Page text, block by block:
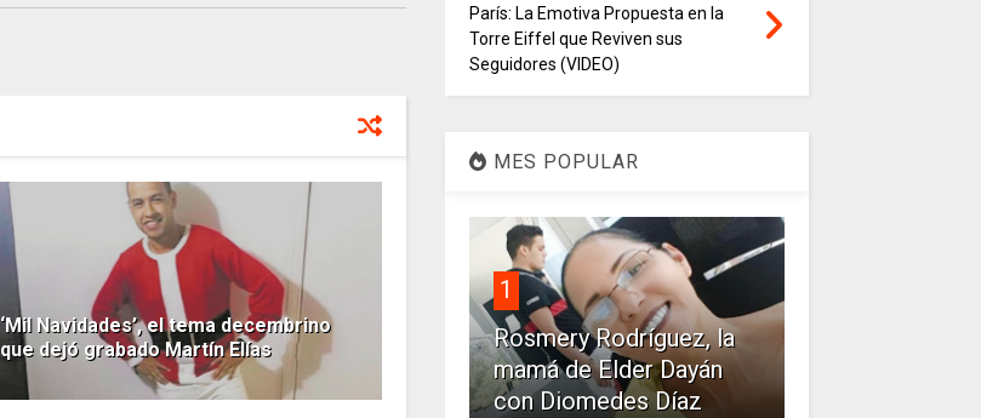
‘Mil Navidades’, el tema decembrino
que dejó grabado Martín Elías
París: La Emotiva Propuesta en la
Torre Eiffel que Reviven sus
Seguidores (VIDEO)
MES POPULAR
1
Rosmery Rodríguez, la
mamá de Elder Dayán
con Diomedes Díaz